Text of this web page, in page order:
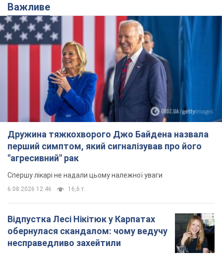
Важливе
Дружина тяжкохворого Джо Байдена назвала
перший симптом, який сигналізував про його
"агресивний" рак
Спершу лікарі не надали цьому належної уваги
6.08.2026 12:46 16,6 т.
Відпустка Лесі Нікітюк у Карпатах
обернулася скандалом: чому ведучу
несправедливо захейтили